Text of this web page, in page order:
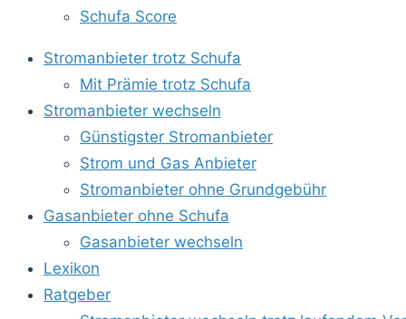
Schufa Score
Stromanbieter trotz Schufa
Mit Prämie trotz Schufa
Stromanbieter wechseln
Günstigster Stromanbieter
Strom und Gas Anbieter
Stromanbieter ohne Grundgebühr
Gasanbieter ohne Schufa
Gasanbieter wechseln
Lexikon
Ratgeber